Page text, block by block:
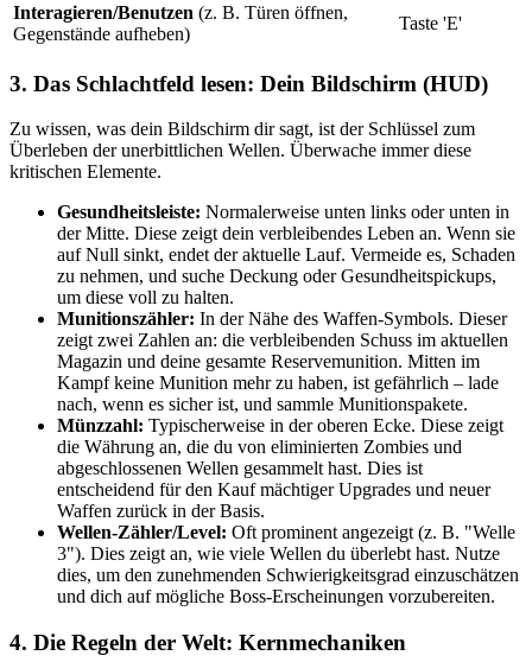
Interagieren/Benutzen (z. B. Türen öffnen,
Gegenstände aufheben)
Taste 'E'
3. Das Schlachtfeld lesen: Dein Bildschirm (HUD)
Zu wissen, was dein Bildschirm dir sagt, ist der Schlüssel zum
Überleben der unerbittlichen Wellen. Überwache immer diese
kritischen Elemente.
Gesundheitsleiste: Normalerweise unten links oder unten in
der Mitte. Diese zeigt dein verbleibendes Leben an. Wenn sie
auf Null sinkt, endet der aktuelle Lauf. Vermeide es, Schaden
zu nehmen, und suche Deckung oder Gesundheitspickups,
um diese voll zu halten.
Munitionszähler: In der Nähe des Waffen-Symbols. Dieser
zeigt zwei Zahlen an: die verbleibenden Schuss im aktuellen
Magazin und deine gesamte Reservemunition. Mitten im
Kampf keine Munition mehr zu haben, ist gefährlich – lade
nach, wenn es sicher ist, und sammle Munitionspakete.
Münzzahl: Typischerweise in der oberen Ecke. Diese zeigt
die Währung an, die du von eliminierten Zombies und
abgeschlossenen Wellen gesammelt hast. Dies ist
entscheidend für den Kauf mächtiger Upgrades und neuer
Waffen zurück in der Basis.
Wellen-Zähler/Level: Oft prominent angezeigt (z. B. "Welle
3"). Dies zeigt an, wie viele Wellen du überlebt hast. Nutze
dies, um den zunehmenden Schwierigkeitsgrad einzuschätzen
und dich auf mögliche Boss-Erscheinungen vorzubereiten.
4. Die Regeln der Welt: Kernmechaniken